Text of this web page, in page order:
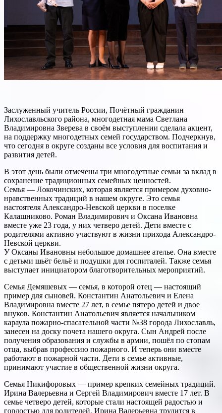
Заслуженный учитель России, Почётный гражданин
Лихославльского района, многодетная мама Светлана
Владимировна Зверева в своём выступлении сделала акцент,
на поддержку многодетных семей государством. Подчеркнув,
что сегодня в округе созданы все условия для воспитания и
развития детей.
В этот день были отмечены три многодетные семьи за вклад в
сохранение традиционных семейных ценностей.
Семья — Локочинских, которая является примером духовно-
нравственных традиций в нашем округе. Это семья
настоятеля Александро-Невской церкви в поселке
Калашниково. Роман Владимирович и Оксана Ивановна
вместе уже 23 года, у них четверо детей. Дети вместе с
родителями активно участвуют в жизни прихода Александро-
Невской церкви.
У Оксаны Ивановны небольшое домашнее ателье. Она вместе
с детьми шьёт бельё и подушки для госпиталей. Также семья
выступает инициатором благотворительных мероприятий.
Семья Демяшевых — семья, в которой отец — настоящий
пример для сыновей. Константин Анатольевич и Елена
Владимировна вместе 27 лет, в семье пятеро детей и двое
внуков. Константин Анатольевич является начальником
караула пожарно-спасательной части №38 города Лихославль,
занесен на доску почета нашего округа. Сын Андрей после
получения образования и службы в армии, пошёл по стопам
отца, выбрав профессию пожарного. И теперь они вместе
работают в пожарной части. Дети в семье активные,
принимают участие в общественной жизни округа.
Семья Никифоровых — пример крепких семейных традиций.
Ирина Валерьевна и Сергей Владимирович вместе 17 лет. В
семье четверо детей, которые стали настоящей радостью и
гордостью для родителей. Ирина Валерьевна трудится в